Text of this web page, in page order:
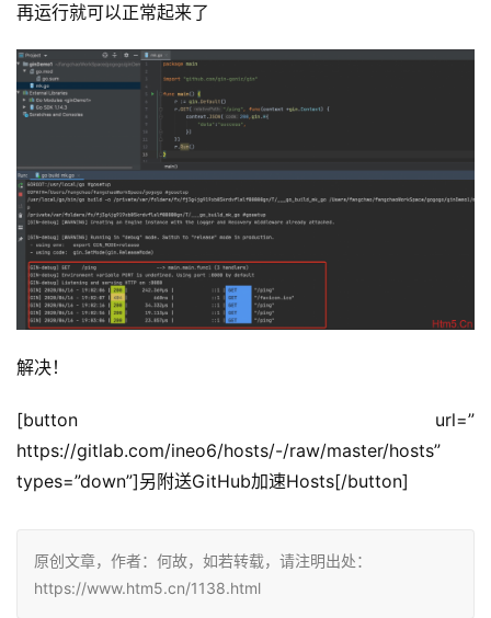
再运行就可以正常起来了
解决！
[button url=”
https://gitlab.com/ineo6/hosts/-/raw/master/hosts”
types=”down”]另附送GitHub加速Hosts[/button]
原创文章，作者：何故，如若转载，请注明出处：
https://www.htm5.cn/1138.html